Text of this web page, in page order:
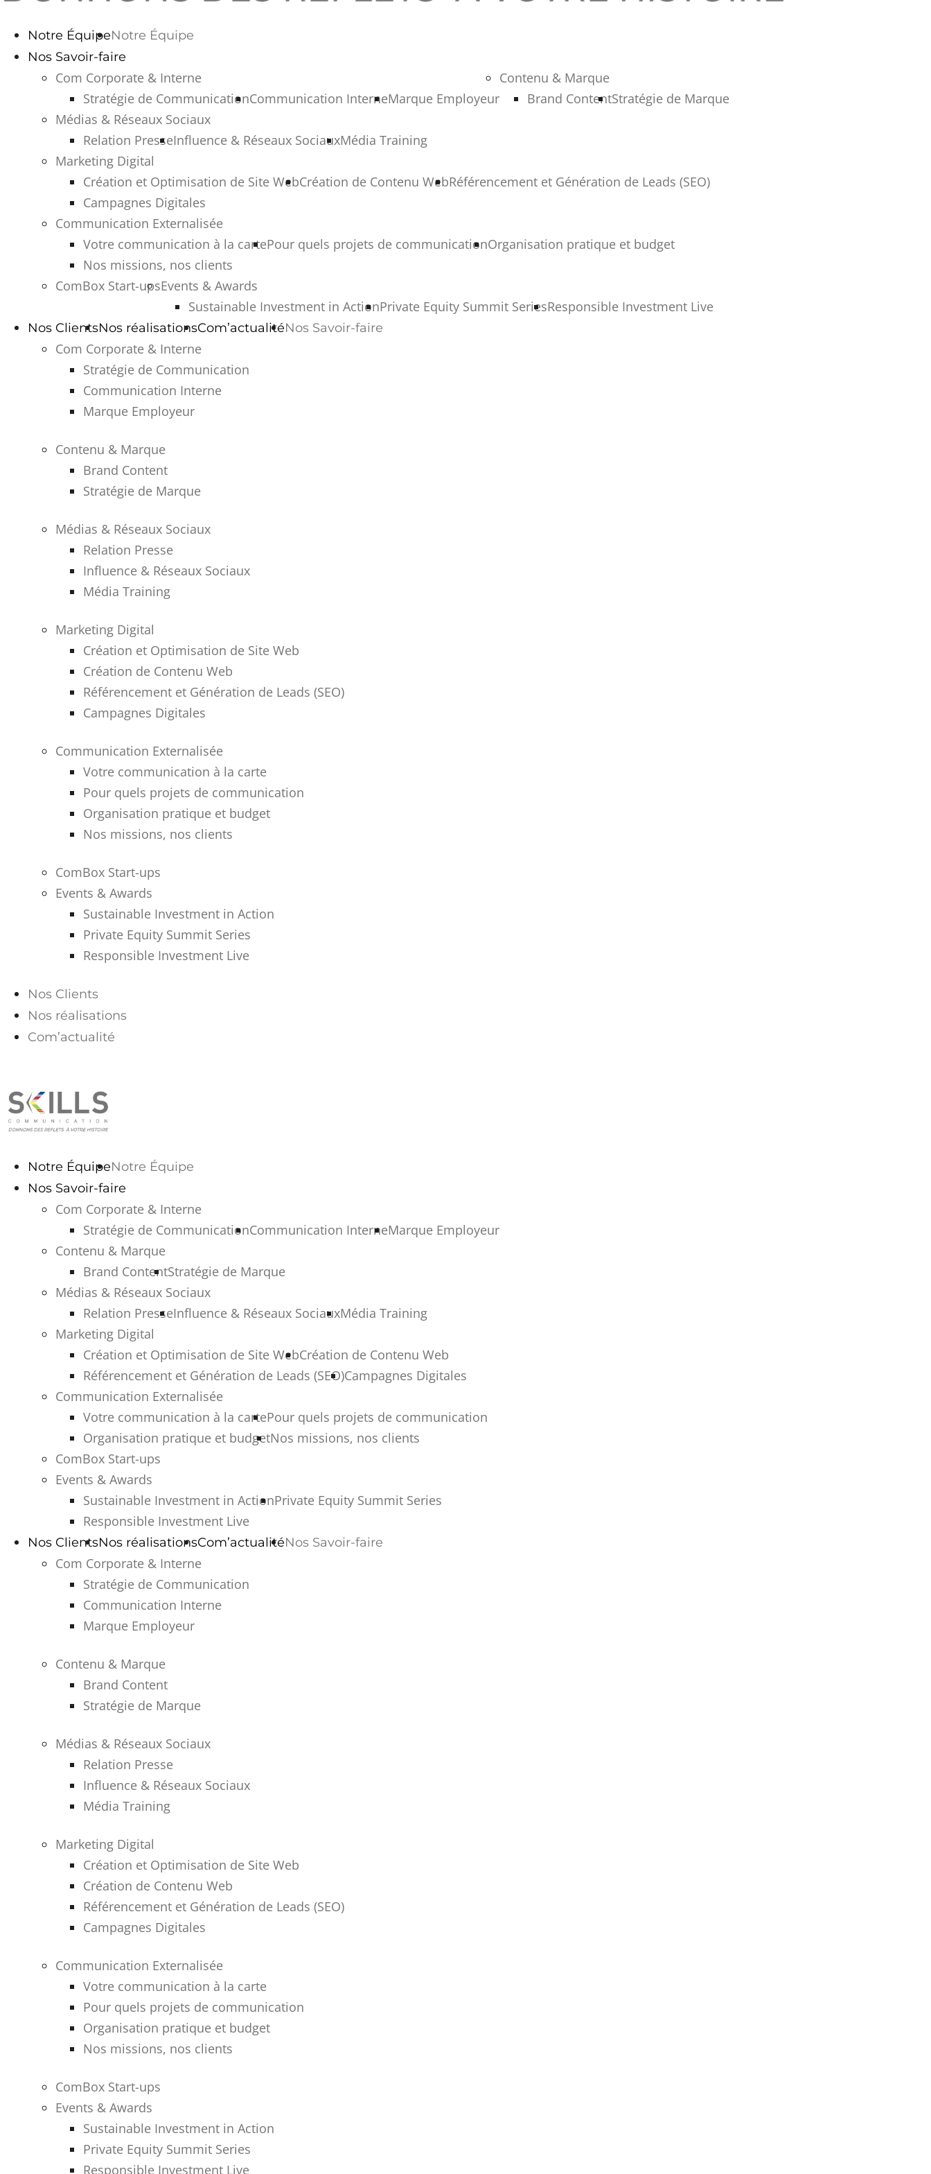
Notre Équipe
Nos Savoir-faire
Com Corporate & Interne
Stratégie de CommunicationCommunication InterneMarque Employeur
Contenu & Marque
Brand ContentStratégie de Marque
Médias & Réseaux Sociaux
Relation PresseInfluence & Réseaux SociauxMédia Training
Marketing Digital
Création et Optimisation de Site WebCréation de Contenu WebRéférencement et Génération de Leads (SEO)
Campagnes Digitales
Communication Externalisée
Votre communication à la cartePour quels projets de communicationOrganisation pratique et budget
Nos missions, nos clients
ComBox Start-upsEvents & Awards
Sustainable Investment in ActionPrivate Equity Summit SeriesResponsible Investment Live
Nos ClientsNos réalisationsCom’actualité
Notre Équipe
Nos Savoir-faire
Com Corporate & Interne
Stratégie de Communication
Communication Interne
Marque Employeur
Contenu & Marque
Brand Content
Stratégie de Marque
Médias & Réseaux Sociaux
Relation Presse
Influence & Réseaux Sociaux
Média Training
Marketing Digital
Création et Optimisation de Site Web
Création de Contenu Web
Référencement et Génération de Leads (SEO)
Campagnes Digitales
Communication Externalisée
Votre communication à la carte
Pour quels projets de communication
Organisation pratique et budget
Nos missions, nos clients
ComBox Start-ups
Events & Awards
Sustainable Investment in Action
Private Equity Summit Series
Responsible Investment Live
Nos Clients
Nos réalisations
Com’actualité
Notre Équipe
Nos Savoir-faire
Com Corporate & Interne
Stratégie de CommunicationCommunication InterneMarque Employeur
Contenu & Marque
Brand ContentStratégie de Marque
Médias & Réseaux Sociaux
Relation PresseInfluence & Réseaux SociauxMédia Training
Marketing Digital
Création et Optimisation de Site WebCréation de Contenu Web
Référencement et Génération de Leads (SEO)Campagnes Digitales
Communication Externalisée
Votre communication à la cartePour quels projets de communication
Organisation pratique et budgetNos missions, nos clients
ComBox Start-ups
Events & Awards
Sustainable Investment in ActionPrivate Equity Summit Series
Responsible Investment Live
Nos ClientsNos réalisationsCom’actualité
Notre Équipe
Nos Savoir-faire
Com Corporate & Interne
Stratégie de Communication
Communication Interne
Marque Employeur
Contenu & Marque
Brand Content
Stratégie de Marque
Médias & Réseaux Sociaux
Relation Presse
Influence & Réseaux Sociaux
Média Training
Marketing Digital
Création et Optimisation de Site Web
Création de Contenu Web
Référencement et Génération de Leads (SEO)
Campagnes Digitales
Communication Externalisée
Votre communication à la carte
Pour quels projets de communication
Organisation pratique et budget
Nos missions, nos clients
ComBox Start-ups
Events & Awards
Sustainable Investment in Action
Private Equity Summit Series
Responsible Investment Live